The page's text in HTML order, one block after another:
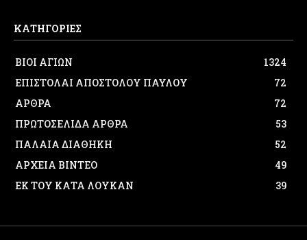
ΚΑΤΗΓΟΡΙΕΣ
ΒΙΟΙ ΑΓΙΩΝ
1324
ΕΠΙΣΤΟΛΑΙ ΑΠΟΣΤΟΛΟΥ ΠΑΥΛΟΥ
72
ΑΡΘΡΑ
72
ΠΡΩΤΟΣΕΛΙΔΑ ΑΡΘΡΑ
53
ΠΑΛΑΙΑ ΔΙΑΘΗΚΗ
52
ΑΡΧΕΙΑ ΒΙΝΤΕΟ
49
ΕΚ ΤΟΥ ΚΑΤΑ ΛΟΥΚΑΝ
39